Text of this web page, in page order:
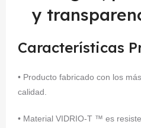
y
Características
• Producto fabricado con los
calidad.
• Material VIDRIO-T ™ es